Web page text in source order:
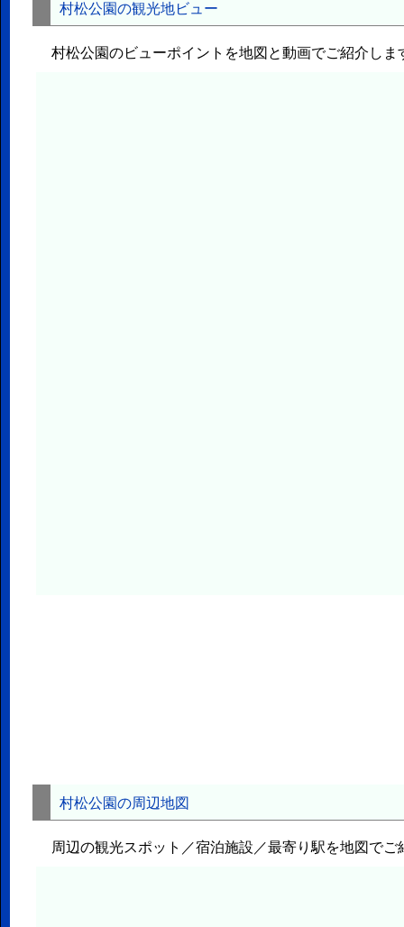
村松公園の観光地ビュー
村松公園のビューポイントを地図と動画でご紹介しま
村松公園の周辺地図
周辺の観光スポット／宿泊施設／最寄り駅を地図でご